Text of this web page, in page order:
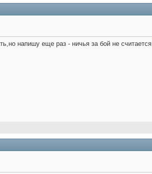
напишу еще раз - ничья за бой не считается